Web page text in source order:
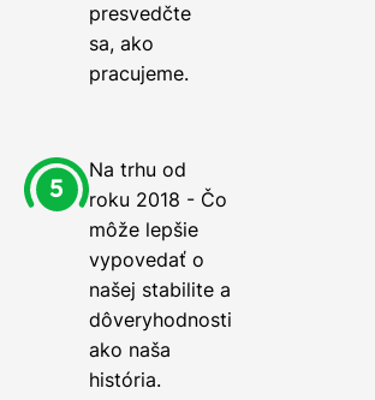
presvedčte
sa, ako
pracujeme.
Na trhu od
roku 2018 - Čo
môže lepšie
vypovedať o
našej stabilite a
dôveryhodnosti
ako naša
história.